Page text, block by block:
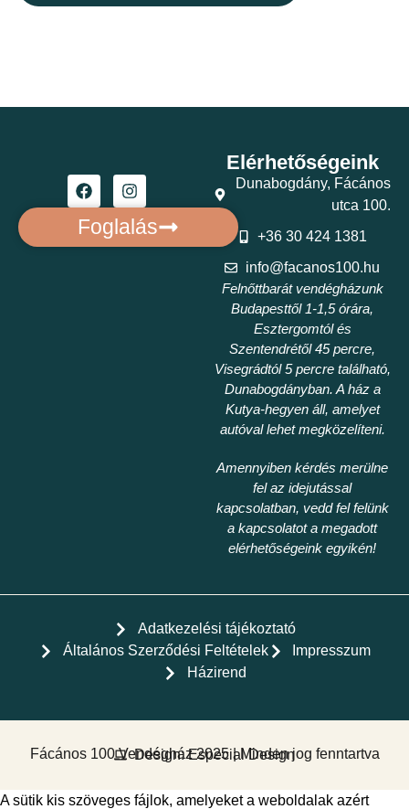
Foglalás
Elérhetőségeink
Dunabogdány, Fácános
utca 100.
+36 30 424 1381
info@facanos100.hu
Felnőttbarát vendégházunk
Budapesttől 1-1,5 órára,
Esztergomtól és
Szentendrétől 45 percre,
Visegrádtól 5 percre található,
Dunabogdányban. A ház a
Kutya-hegyen áll, amelyet
autóval lehet megközelíteni.
Amennyiben kérdés merülne
fel az idejutással
kapcsolatban, vedd fel felünk
a kapcsolatot a megadott
elérhetőségeink egyikén!
Adatkezelési tájékoztató
Általános Szerződési Feltételek
Impresszum
Házirend
Fácános 100 Vendégház 2025 | Minden jog fenntartva
Design: Especial Design
A sütik kis szöveges fájlok, amelyeket a weboldalak azért